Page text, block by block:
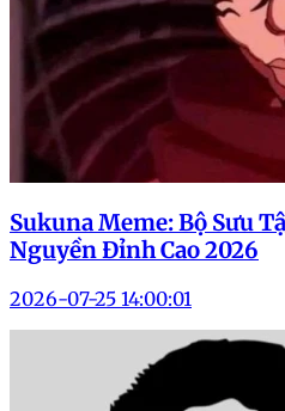
Sukuna Meme: Bộ Sưu
Nguyền Đỉnh Cao 2026
2026-07-25 14:00:01